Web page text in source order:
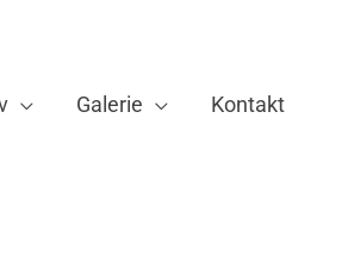
Galerie Kontakt